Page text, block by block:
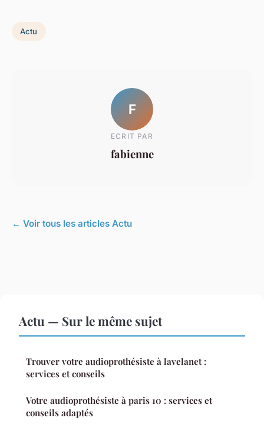
Actu
F
ECRIT PAR
fabienne
← Voir tous les articles Actu
Actu — Sur le même sujet
Trouver votre audioprothésiste à lavelanet :
services et conseils
Votre audioprothésiste à paris 10 : services et
conseils adaptés